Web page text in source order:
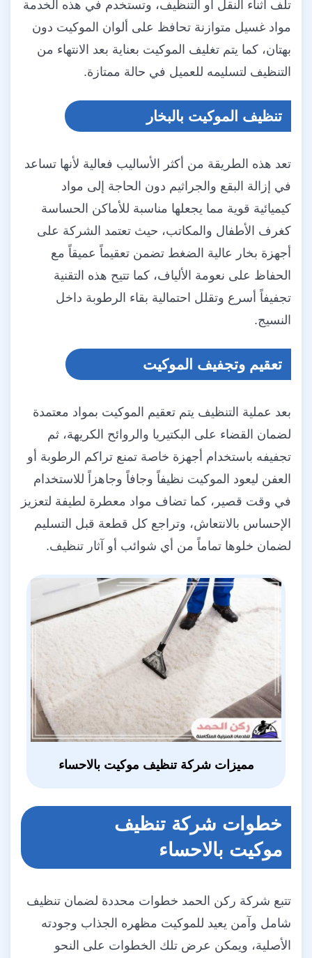
تلف أثناء النقل أو التنظيف، وتستخدم في هذه الخدمة
مواد غسيل متوازنة تحافظ على ألوان الموكيت دون
بهتان، كما يتم تغليف الموكيت بعناية بعد الانتهاء من
التنظيف لتسليمه للعميل في حالة ممتازة.
تنظيف الموكيت بالبخار
تعد هذه الطريقة من أكثر الأساليب فعالية لأنها تساعد
في إزالة البقع والجراثيم دون الحاجة إلى مواد
كيميائية قوية مما يجعلها مناسبة للأماكن الحساسة
كغرف الأطفال والمكاتب، حيث تعتمد الشركة على
أجهزة بخار عالية الضغط تضمن تعقيماً عميقاً مع
الحفاظ على نعومة الألياف، كما تتيح هذه التقنية
تجفيفاً أسرع وتقلل احتمالية بقاء الرطوبة داخل
النسيج.
تعقيم وتجفيف الموكيت
بعد عملية التنظيف يتم تعقيم الموكيت بمواد معتمدة
لضمان القضاء على البكتيريا والروائح الكريهة، ثم
تجفيفه باستخدام أجهزة خاصة تمنع تراكم الرطوبة أو
العفن ليعود الموكيت نظيفاً وجافاً وجاهزاً للاستخدام
في وقت قصير، كما تضاف مواد معطرة لطيفة لتعزيز
الإحساس بالانتعاش، وتراجع كل قطعة قبل التسليم
لضمان خلوها تماماً من أي شوائب أو آثار تنظيف.
مميزات شركة تنظيف موكيت بالاحساء
خطوات شركة تنظيف
موكيت بالاحساء
تتبع شركة ركن الحمد خطوات محددة لضمان تنظيف
شامل وآمن يعيد للموكيت مظهره الجذاب وجودته
الأصلية، ويمكن عرض تلك الخطوات على النحو